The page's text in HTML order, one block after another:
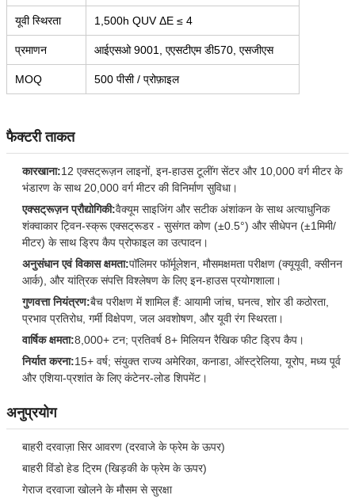
यूवी स्थिरता 1,500h QUV ΔE ≤ 4
प्रमाणन आईएसओ 9001, एएसटीएम डी570, एसजीएस
MOQ 500 पीसी / प्रोफ़ाइल
फैक्टरी ताकत
कारखाना:12 एक्सट्रूज़न लाइनों, इन-हाउस टूलींग सेंटर और 10,000 वर्ग मीटर के
भंडारण के साथ 20,000 वर्ग मीटर की विनिर्माण सुविधा।
एक्सट्रूज़न प्रौद्योगिकी:वैक्यूम साइजिंग और सटीक अंशांकन के साथ अत्याधुनिक
शंक्वाकार ट्विन-स्क्रू एक्सट्रूडर - सुसंगत कोण (±0.5°) और सीधेपन (±1मिमी/
मीटर) के साथ ड्रिप कैप प्रोफाइल का उत्पादन।
अनुसंधान एवं विकास क्षमता:पॉलिमर फॉर्मूलेशन, मौसमक्षमता परीक्षण (क्यूयूवी, क्सीनन
आर्क), और यांत्रिक संपत्ति विश्लेषण के लिए इन-हाउस प्रयोगशाला।
गुणवत्ता नियंत्रण:बैच परीक्षण में शामिल हैं: आयामी जांच, घनत्व, शोर डी कठोरता,
प्रभाव प्रतिरोध, गर्मी विक्षेपण, जल अवशोषण, और यूवी रंग स्थिरता।
वार्षिक क्षमता:8,000+ टन; प्रतिवर्ष 8+ मिलियन रैखिक फीट ड्रिप कैप।
निर्यात करना:15+ वर्ष; संयुक्त राज्य अमेरिका, कनाडा, ऑस्ट्रेलिया, यूरोप, मध्य पूर्व
और एशिया-प्रशांत के लिए कंटेनर-लोड शिपमेंट।
अनुप्रयोग
बाहरी दरवाज़ा सिर आवरण (दरवाजे के फ्रेम के ऊपर)
बाहरी विंडो हेड ट्रिम (खिड़की के फ्रेम के ऊपर)
गेराज दरवाजा खोलने के मौसम से सुरक्षा